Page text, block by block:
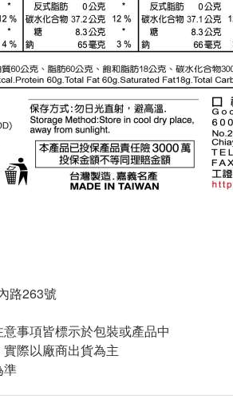
路263號
事項皆標示於包裝或產品中
際以廠商出貨為主
準